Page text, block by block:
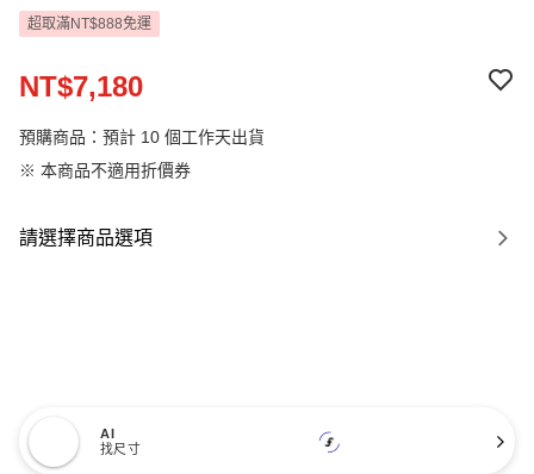
超取滿NT$888免運
NT$7,180
預購商品：預計 10 個工作天出貨
※ 本商品不適用折價券
請選擇商品選項
AI
找尺寸